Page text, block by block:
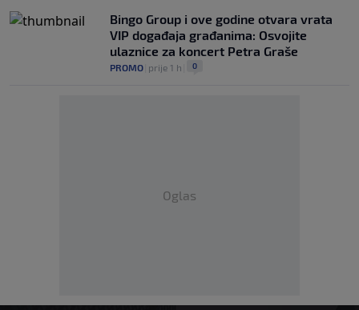
Bingo Group i ove godine otvara vrata
VIP događaja građanima: Osvojite
ulaznice za koncert Petra Graše
PROMO prije 1 h 0
Oglas